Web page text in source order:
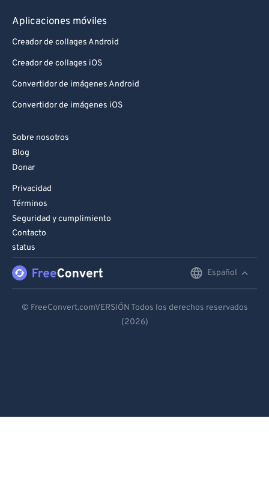
Aplicaciones móviles
Creador de collages Android
Creador de collages iOS
Convertidor de imágenes Android
Convertidor de imágenes iOS
Sobre nosotros
Blog
Donar
Privacidad
Términos
Seguridad y cumplimiento
Contacto
status
Español
Español
© FreeConvert.comVERSIÓN Todos los derechos reservados
(2026)